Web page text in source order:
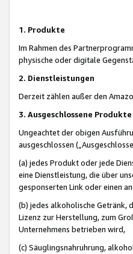
1. Produkte
Im Rahmen des
physische oder digitale
2. Dienstleistungen
Derzeit zählen außer den
3. Ausgeschlossene Produkte
Ungeachtet der obigen
ausgeschlossen
(a) jedes Produkt oder jede
eine Dienstleistung, die über
gesponserten Link oder einen
(b) jedes alkoholische Getränk,
Lizenz zur Herstellung, zum
Unternehmens betrieben wird,
(c) Säuglingsnahruhrung,